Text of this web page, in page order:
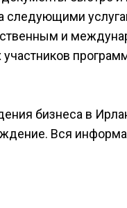
следующими
и
бизнеса в
Вся